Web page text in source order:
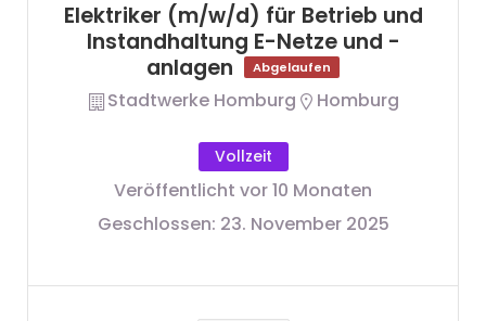
Elektriker (m/w/d) für Betrieb und
Instandhaltung E-Netze und -
anlagen
Abgelaufen
Stadtwerke Homburg Homburg
Vollzeit
Veröffentlicht vor 10 Monaten
Geschlossen: 23. November 2025